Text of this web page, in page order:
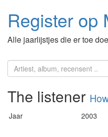
Register op
Alle jaarlijstjes die er toe
The listener
Jaar 2003